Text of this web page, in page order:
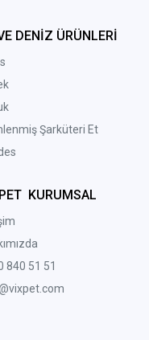
DENİZ ÜRÜNLERİ
Şarküteri Et
KURUMSAL
840 51 51